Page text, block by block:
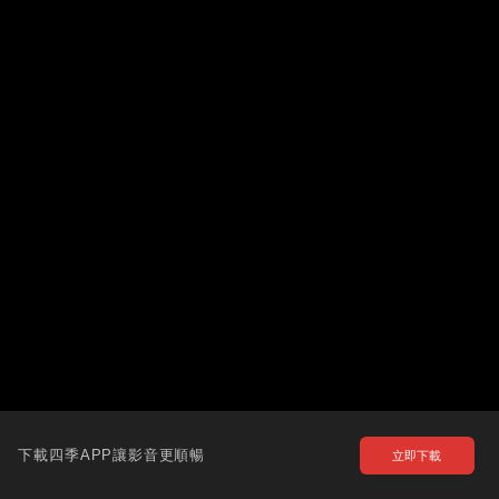
下載四季APP讓影音更順暢 立即下載